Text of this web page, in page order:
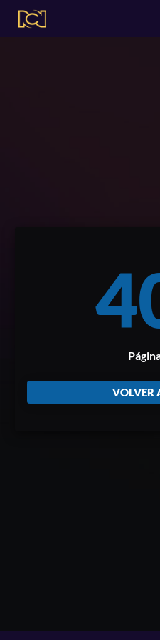
VOLVER